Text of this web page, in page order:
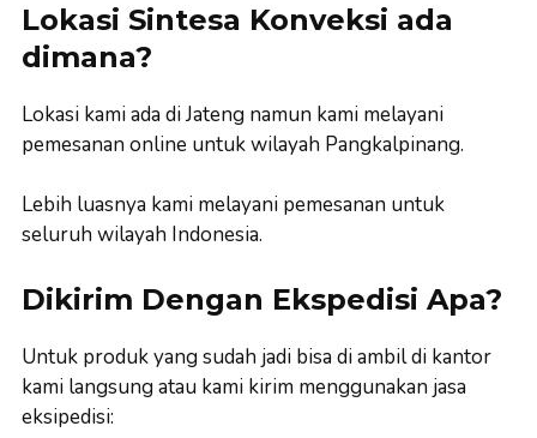
Lokasi Sintesa Konveksi ada
dimana?
Lokasi kami ada di Jateng namun kami melayani
pemesanan online untuk wilayah Pangkalpinang.
Lebih luasnya kami melayani pemesanan untuk
seluruh wilayah Indonesia.
Dikirim Dengan Ekspedisi Apa?
Untuk produk yang sudah jadi bisa di ambil di kantor
kami langsung atau kami kirim menggunakan jasa
eksipedisi: